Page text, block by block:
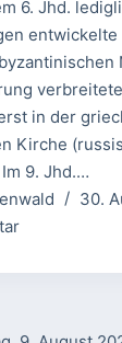
6. Jhd.
entwickelte
in der
Kirche
9. Jhd.…
30.